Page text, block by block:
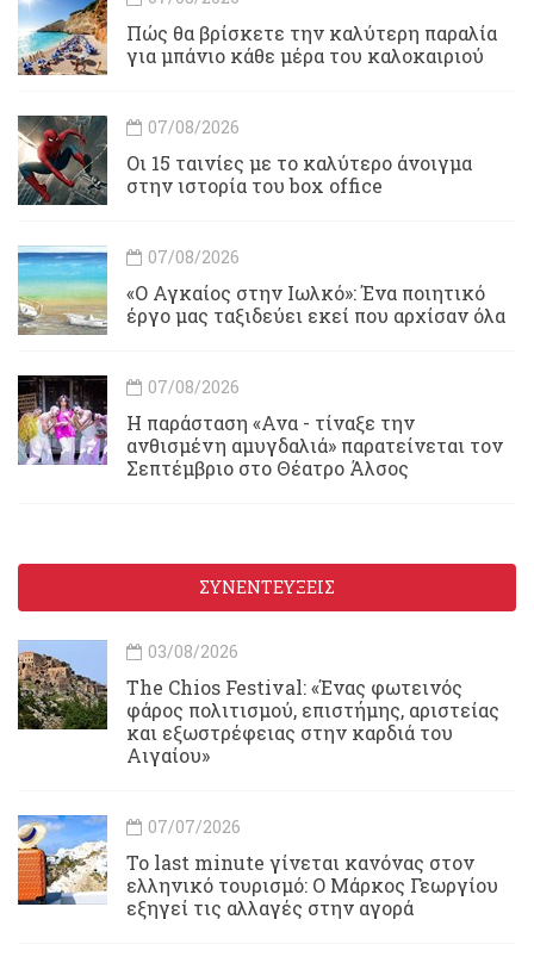
Πώς θα βρίσκετε την καλύτερη παραλία
για μπάνιο κάθε μέρα του καλοκαιριού
07/08/2026
Οι 15 ταινίες με το καλύτερο άνοιγμα
στην ιστορία του box office
07/08/2026
«Ο Αγκαίος στην Ιωλκό»: Ένα ποιητικό
έργο μας ταξιδεύει εκεί που αρχίσαν όλα
07/08/2026
Η παράσταση «Ανα - τίναξε την
ανθισμένη αμυγδαλιά» παρατείνεται τον
Σεπτέμβριο στο Θέατρο Άλσος
ΣΥΝΕΝΤΕΥΞΕΙΣ
03/08/2026
Τhe Chios Festival: «Ένας φωτεινός
φάρος πολιτισμού, επιστήμης, αριστείας
και εξωστρέφειας στην καρδιά του
Αιγαίου»
07/07/2026
Το last minute γίνεται κανόνας στον
ελληνικό τουρισμό: Ο Μάρκος Γεωργίου
εξηγεί τις αλλαγές στην αγορά